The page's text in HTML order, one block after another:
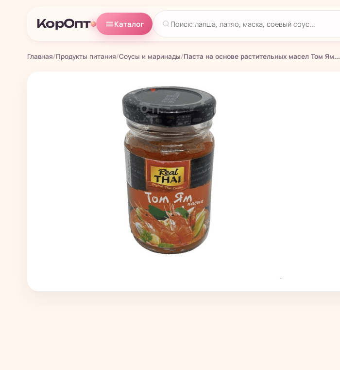
КорОпт Каталог
Главная/Продукты питания/Соусы и маринады/Паста на основе растительных масел Том Ям...